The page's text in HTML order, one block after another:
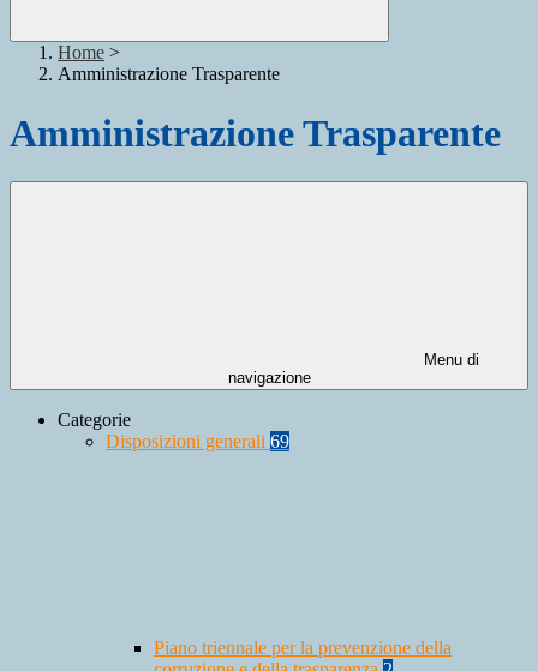
Home >
Amministrazione Trasparente
Amministrazione Trasparente
Menu di
navigazione
Categorie
Disposizioni generali 69
Piano triennale per la prevenzione della